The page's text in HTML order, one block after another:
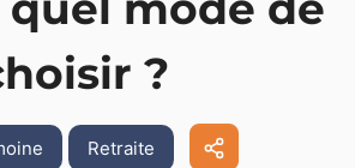
?
Retraite